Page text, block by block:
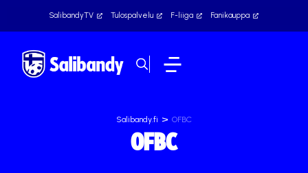
SalibandyTV Tulospalvelu F-liiga Fanikauppa
Salibandy.fi > OFBC
OFBC